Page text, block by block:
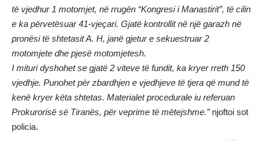
të vjedhur 1 motomjet, në rrugën “Kongresi i Manastirit”, të cilin
e ka përvetësuar 41-vjeçari. Gjatë kontrollit në një garazh në
pronësi të shtetasit A. H, janë gjetur e sekuestruar 2
motomjete dhe pjesë motomjetesh.
I mituri dyshohet se gjatë 2 viteve të fundit, ka kryer rreth 150
vjedhje. Punohet për zbardhjen e vjedhjeve të tjera që mund të
kenë kryer këta shtetas. Materialet procedurale iu referuan
Prokurorisë së Tiranës, për veprime të mëtejshme.”njoftoi sot
policia.